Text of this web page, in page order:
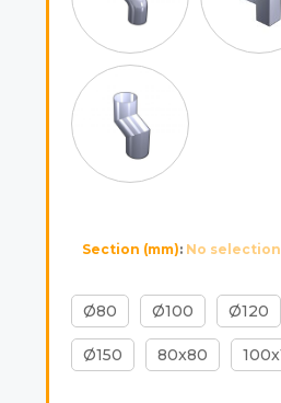
Section (mm): No selection
Ø80 Ø100 Ø120
Ø150 80x80